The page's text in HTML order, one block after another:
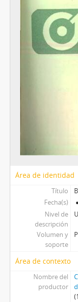
Área de identidad
Título
Fecha(s)
Nivel de
descripción
Volumen y
soporte
Área de contexto
Nombre del
productor